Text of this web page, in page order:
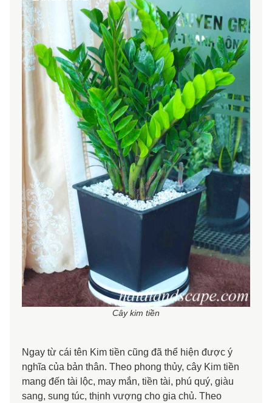
Cây kim tiền
Ngay từ cái tên Kim tiền cũng đã thể hiện được ý
nghĩa của bản thân. Theo phong thủy, cây Kim tiền
mang đến tài lộc, may mắn, tiền tài, phú quý, giàu
sang, sung túc, thịnh vượng cho gia chủ. Theo